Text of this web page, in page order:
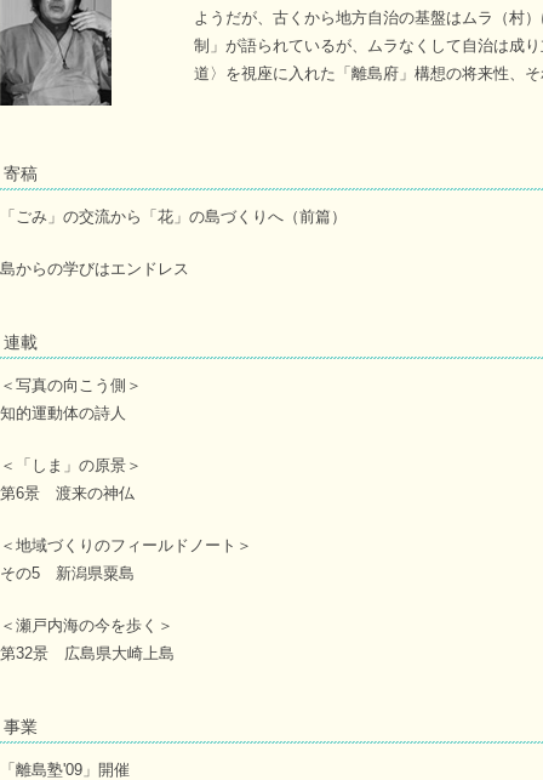
ようだが、古くから地方自治の基盤はムラ（村
制」が語られているが、ムラなくして自治は成
道〉を視座に入れた「離島府」構想の将来性、
寄稿
「ごみ」の交流から「花」の島づくりへ（前篇）
島からの学びはエンドレス
連載
＜写真の向こう側＞
知的運動体の詩人
＜「しま」の原景＞
第6景 渡来の神仏
＜地域づくりのフィールドノート＞
その5 新潟県粟島
＜瀬戸内海の今を歩く＞
第32景 広島県大崎上島
事業
「離島塾'09」開催